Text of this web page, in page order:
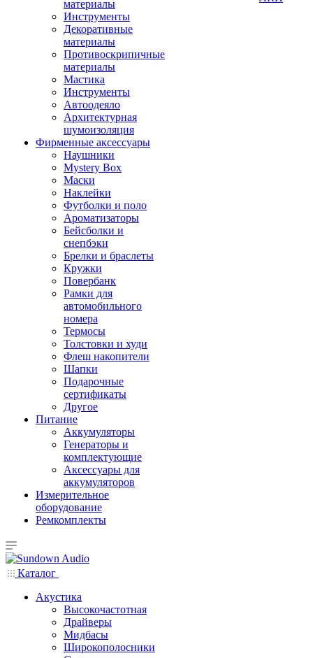
материалы
Инструменты
Декоративные
материалы
Противоскрипичные
материалы
Мастика
Инструменты
Автоодеяло
Архитектурная
шумоизоляция
Фирменные аксессуары
Наушники
Mystery Box
Маски
Наклейки
Футболки и поло
Ароматизаторы
Бейсболки и
снепбэки
Брелки и браслеты
Кружки
Повербанк
Рамки для
автомобильного
номера
Термосы
Толстовки и худи
Флеш накопители
Шапки
Подарочные
сертификаты
Другое
Питание
Аккумуляторы
Генераторы и
комплектующие
Аксессуары для
аккумуляторов
Измерительное
оборудование
Ремкомплекты
Каталог
Акустика
Высокочастотная
Драйверы
Мидбасы
Широкополосники